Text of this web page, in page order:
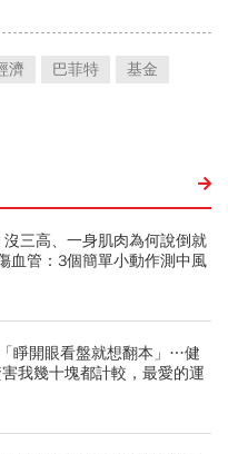
濟 巴菲特
基金
三高、一身肌肉為何說倒就
血管：3個簡單小動作測中風
睜開眼看盤就想翻本」…健
我幾十塊都計較，最愛的運